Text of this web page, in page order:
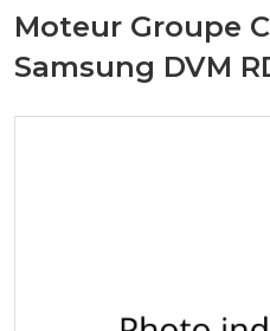
Moteur Groupe
Samsung DVM